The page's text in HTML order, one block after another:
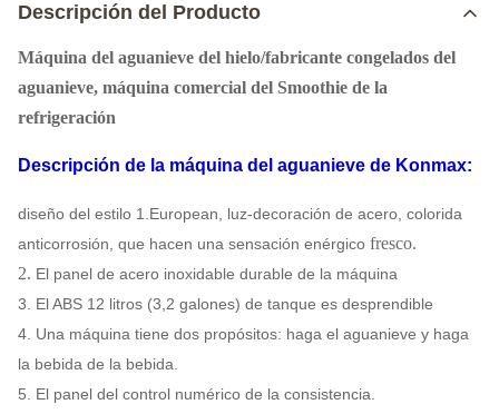
Descripción del Producto
Máquina del aguanieve del hielo/fabricante congelados del
aguanieve, máquina comercial del Smoothie de la
refrigeración
Descripción de la máquina del aguanieve de Konmax:
diseño del estilo 1.European, luz-decoración de acero, colorida
anticorrosión, que hacen una sensación enérgico fresco.
2. El panel de acero inoxidable durable de la máquina
3. El ABS 12 litros (3,2 galones) de tanque es desprendible
4. Una máquina tiene dos propósitos: haga el aguanieve y haga
la bebida de la bebida.
5. El panel del control numérico de la consistencia.